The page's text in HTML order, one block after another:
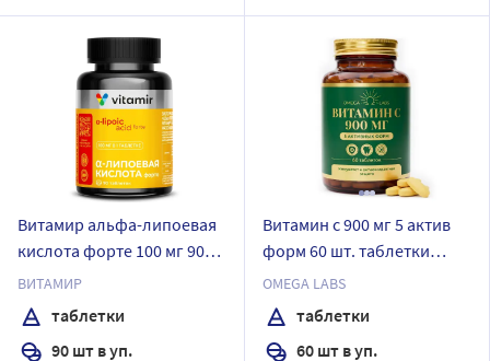
Витамир альфа-липоевая
кислота форте 100 мг 90
шт. таблетки массой 618 мг
ВИТАМИР
таблетки
90 шт в уп.
Витамин с 900 мг 5 актив
форм 60 шт. таблетки
массой 1150 мг
OMEGA LABS
таблетки
60 шт в уп.